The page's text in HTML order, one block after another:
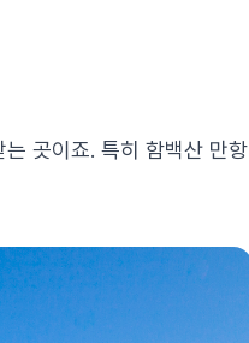
곳이죠. 특히 함백산 만항